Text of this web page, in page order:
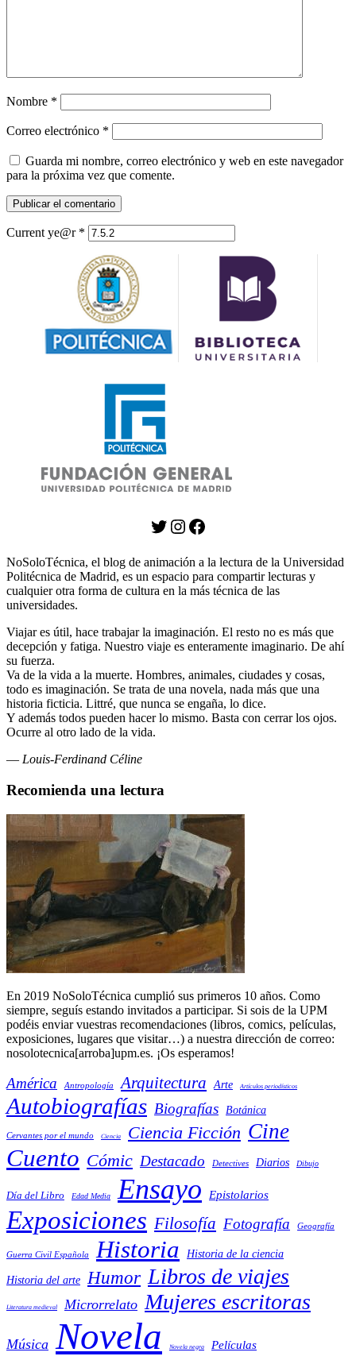
Nombre *
Correo electrónico *
Guarda mi nombre, correo electrónico y web en este navegador
para la próxima vez que comente.
Current ye@r *
Twitter
Instagram
Facebook
NoSoloTécnica, el blog de animación a la lectura de la Universidad
Politécnica de Madrid, es un espacio para compartir lecturas y
cualquier otra forma de cultura en la más técnica de las
universidades.
Viajar es útil, hace trabajar la imaginación. El resto no es más que
decepción y fatiga. Nuestro viaje es enteramente imaginario. De ahí
su fuerza.
Va de la vida a la muerte. Hombres, animales, ciudades y cosas,
todo es imaginación. Se trata de una novela, nada más que una
historia ficticia. Littré, que nunca se engaña, lo dice.
Y además todos pueden hacer lo mismo. Basta con cerrar los ojos.
Ocurre al otro lado de la vida.
— Louis-Ferdinand Céline
Recomienda una lectura
En 2019 NoSoloTécnica cumplió sus primeros 10 años. Como
siempre, seguís estando invitados a participar. Si sois de la UPM
podéis enviar vuestras recomendaciones (libros, comics, películas,
exposiciones, lugares que visitar…) a nuestra dirección de correo:
nosolotecnica[arroba]upm.es. ¡Os esperamos!
América Antropología Arquitectura Arte Artículos periodísticos
Autobiografías Biografías Botánica
Cervantes por el mundo Ciencia Ciencia Ficción Cine
Cuento Cómic Destacado Detectives Diarios Dibujo
Día del Libro Edad Media Ensayo Epistolarios
Exposiciones Filosofía Fotografía Geografía
Guerra Civil Española Historia Historia de la ciencia
Historia del arte Humor Libros de viajes
Literatura medieval Microrrelato Mujeres escritoras
Música Novela Novela negra Películas